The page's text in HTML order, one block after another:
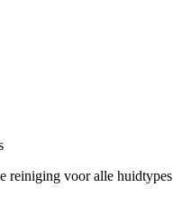
reiniging voor alle huidtypes